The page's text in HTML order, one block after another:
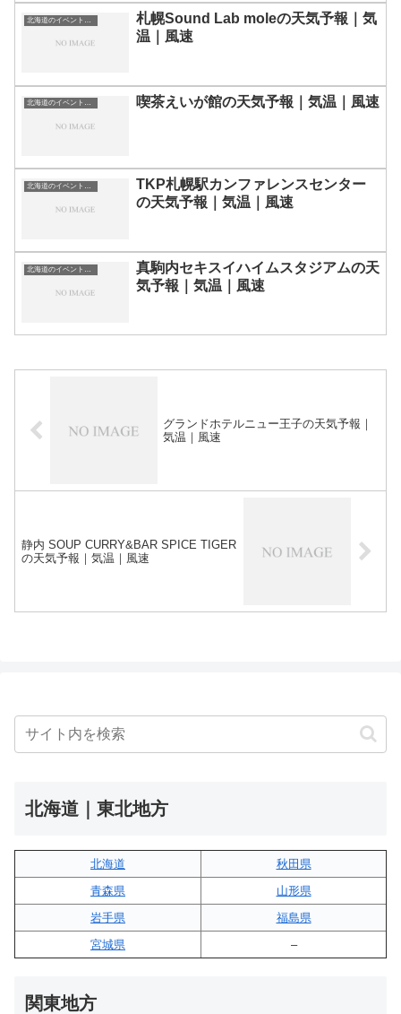
札幌Sound Lab moleの天気予報｜気
温｜風速
北海道のイベント会場一覧 喫茶えいが館の天気予報｜気温｜風速
北海道のイベント会場一覧
TKP札幌駅カンファレンスセンター
の天気予報｜気温｜風速
北海道のイベント会場一覧
真駒内セキスイハイムスタジアムの天
気予報｜気温｜風速
グランドホテルニュー王子の天気予報｜
気温｜風速
静内 SOUP CURRY&BAR SPICE TIGER
の天気予報｜気温｜風速
北海道｜東北地方
北海道
秋田県
青森県
山形県
岩手県
福島県
宮城県
–
関東地方